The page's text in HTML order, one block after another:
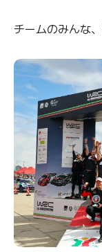
チームのみんな